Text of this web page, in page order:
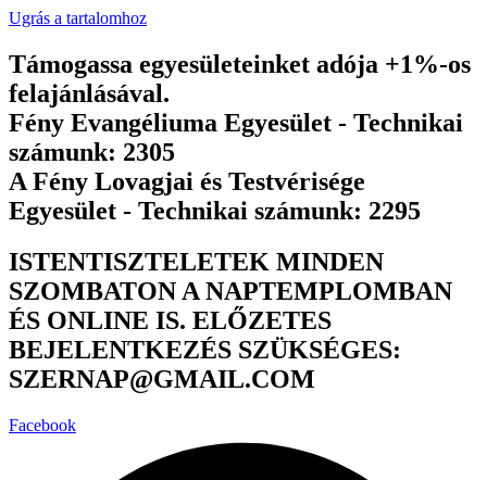
Ugrás a tartalomhoz
Támogassa egyesületeinket adója +1%-os
felajánlásával.
Fény Evangéliuma Egyesület - Technikai
számunk: 2305
A Fény Lovagjai és Testvérisége
Egyesület - Technikai számunk: 2295
ISTENTISZTELETEK MINDEN
SZOMBATON A NAPTEMPLOMBAN
ÉS ONLINE IS. ELŐZETES
BEJELENTKEZÉS SZÜKSÉGES:
SZERNAP@GMAIL.COM
Facebook